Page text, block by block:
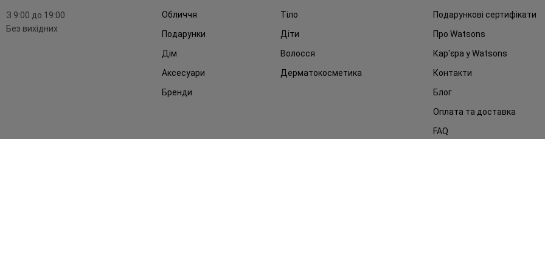
З 9:00 до 19:00
Без вихідних
Обличчя
Тіло
Подарунки
Діти
Дім
Волосся
Аксесуари
Дерматокосметика
Бренди
Подарункові сертифікати
Про Watsons
Кар'єра у Watsons
Контакти
Блог
Оплата та доставка
FAQ